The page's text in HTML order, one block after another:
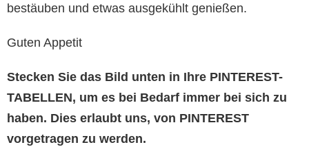
bestäuben und etwas ausgekühlt genießen.
Guten Appetit
Stecken Sie das Bild unten in Ihre PINTEREST-
TABELLEN, um es bei Bedarf immer bei sich zu
haben. Dies erlaubt uns, von PINTEREST
vorgetragen zu werden.